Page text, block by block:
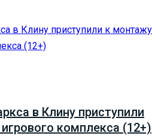
в Клину приступили
комплекса (12+)